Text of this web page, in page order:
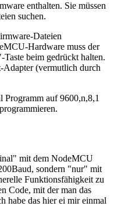
enthalten. Sie müssen
suchen.
Dateien
Hardware muss der
beim gedrückt halten.
Adapter (vermutlich durch
Programm auf 9600,n,8,1
mit dem NodeMCU
sondern "nur" mit
Funktionsfähigkeit zu
Code, mit der man das
habe das hier ei mir einmal